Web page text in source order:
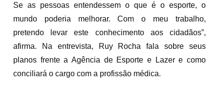
Se as pessoas entendessem o que é o esporte, o
mundo poderia melhorar. Com o meu trabalho,
pretendo levar este conhecimento aos cidadãos”,
afirma. Na entrevista, Ruy Rocha fala sobre seus
planos frente a Agência de Esporte e Lazer e como
conciliará o cargo com a profissão médica.